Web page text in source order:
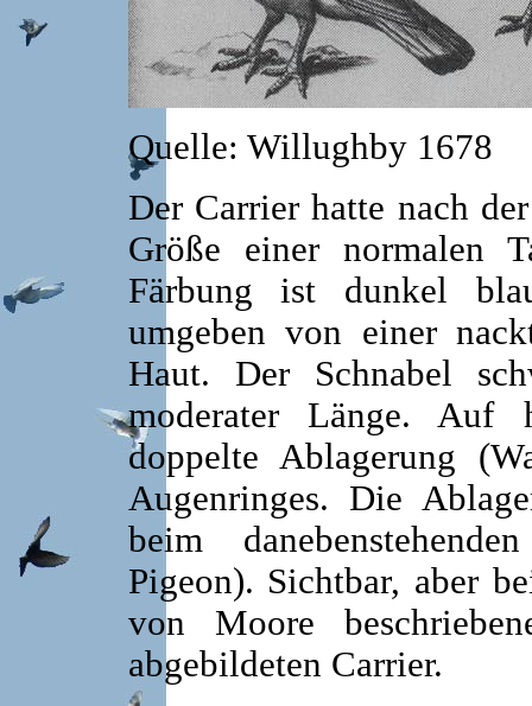
Quelle: Willughby 1678
Der Carrier hatte nach
Größe einer normalen
Färbung ist dunkel
umgeben von einer
Haut. Der Schnabel
moderater Länge. Auf
doppelte Ablagerung
Augenringes. Die
beim
Pigeon). Sichtbar, aber
von Moore
abgebildeten Carrier.